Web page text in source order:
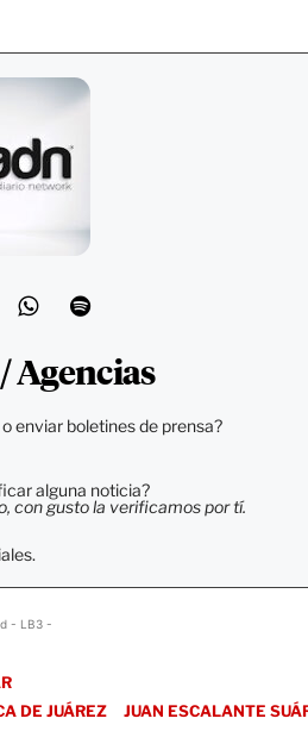
Agencias
enviar boletines de prensa?
alguna noticia?
con gusto la verificamos por tí.
- LB3 -
DE JUÁREZ
JUAN ESCALANTE